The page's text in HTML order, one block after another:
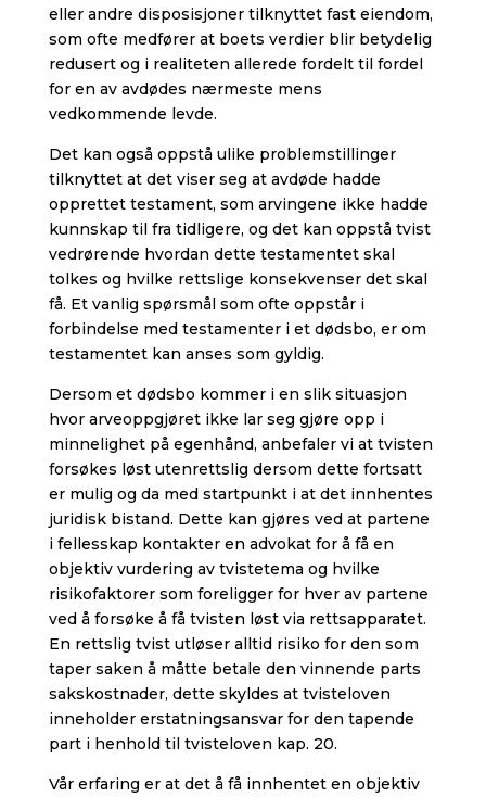
eller andre disposisjoner tilknyttet fast eiendom,
som ofte medfører at boets verdier blir betydelig
redusert og i realiteten allerede fordelt til fordel
for en av avdødes nærmeste mens
vedkommende levde.
Det kan også oppstå ulike problemstillinger
tilknyttet at det viser seg at avdøde hadde
opprettet testament, som arvingene ikke hadde
kunnskap til fra tidligere, og det kan oppstå tvist
vedrørende hvordan dette testamentet skal
tolkes og hvilke rettslige konsekvenser det skal
få. Et vanlig spørsmål som ofte oppstår i
forbindelse med testamenter i et dødsbo, er om
testamentet kan anses som gyldig.
Dersom et dødsbo kommer i en slik situasjon
hvor arveoppgjøret ikke lar seg gjøre opp i
minnelighet på egenhånd, anbefaler vi at tvisten
forsøkes løst utenrettslig dersom dette fortsatt
er mulig og da med startpunkt i at det innhentes
juridisk bistand. Dette kan gjøres ved at partene
i fellesskap kontakter en advokat for å få en
objektiv vurdering av tvistetema og hvilke
risikofaktorer som foreligger for hver av partene
ved å forsøke å få tvisten løst via rettsapparatet.
En rettslig tvist utløser alltid risiko for den som
taper saken å måtte betale den vinnende parts
sakskostnader, dette skyldes at tvisteloven
inneholder erstatningsansvar for den tapende
part i henhold til tvisteloven kap. 20.
Vår erfaring er at det å få innhentet en objektiv